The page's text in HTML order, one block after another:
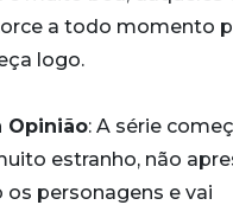
a todo momento
logo.
Opinião: A série
estranho, não
os personagens e vai